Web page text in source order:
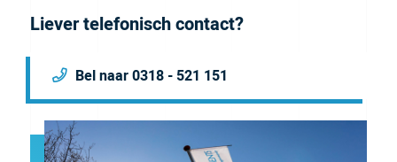
Liever telefonisch contact?
Bel naar 0318 - 521 151